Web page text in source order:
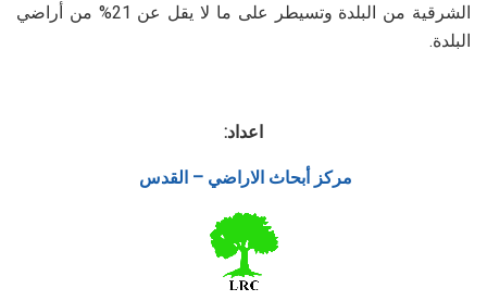
الشرقية من البلدة وتسيطر على ما لا يقل عن 21% من أراضي
البلدة.
اعداد:
مركز أبحاث الاراضي – القدس